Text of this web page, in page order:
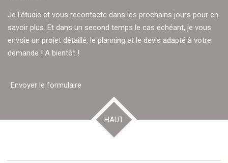
Je l'étudie et vous recontacte dans les prochains jours pour en
savoir plus. Et dans un second temps le cas échéant, je vous
envoie un projet détaillé, le planning et le devis adapté à votre
demande ! A bientôt !
Envoyer le formulaire
HAUT